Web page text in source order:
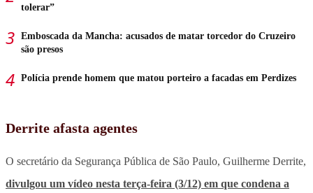
tolerar”
Emboscada da Mancha: acusados de matar torcedor do Cruzeiro
são presos
Polícia prende homem que matou porteiro a facadas em Perdizes
Derrite afasta agentes
O secretário da Segurança Pública de São Paulo, Guilherme Derrite,
divulgou um vídeo nesta terça-feira (3/12) em que condena a